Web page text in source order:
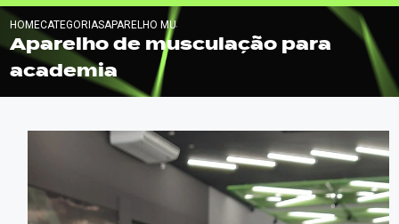
HOMECATEGORIASAPARELHO MUSCULACAO ACADEMIA
Aparelho de musculação para
academia